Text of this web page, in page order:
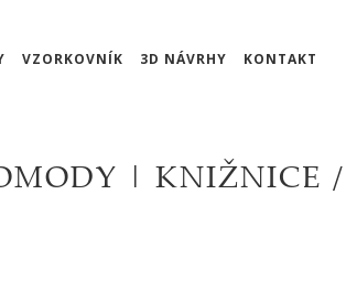
VZORKOVNÍK 3D NÁVRHY KONTAKT
| KNIŽNICE